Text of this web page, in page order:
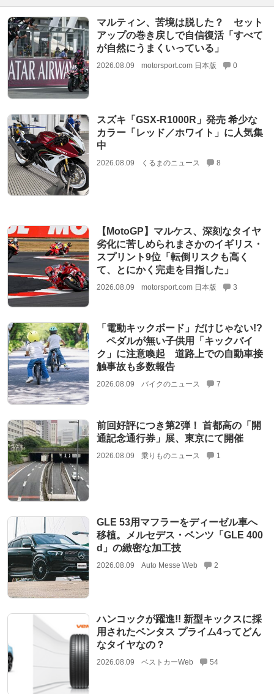
マルティン、苦境は脱した？ セット
アップの巻き戻しで自信復活「すべて
が自然にうまくいっている」
2026.08.09 motorsport.com 日本版 0
スズキ「GSX-R1000R」発売 希少な
カラー「レッド／ホワイト」に人気集
中
2026.08.09 くるまのニュース 8
【MotoGP】マルケス、深刻なタイヤ
劣化に苦しめられまさかのイギリス・
スプリント9位「転倒リスクも高く
て、とにかく完走を目指した」
2026.08.09 motorsport.com 日本版 3
「電動キックボード」だけじゃない!?
ペダルが無い子供用「キックバイ
ク」に注意喚起 道路上での自動車接
触事故も多数報告
2026.08.09 バイクのニュース 7
前回好評につき第2弾！ 首都高の「開
通記念通行券」展、東京にて開催
2026.08.09 乗りものニュース 1
GLE 53用マフラーをディーゼル車へ
移植。メルセデス・ベンツ「GLE 400
d」の緻密な加工技
2026.08.09 Auto Messe Web 2
ハンコックが躍進!! 新型キックスに採
用されたベンタス プライム4ってどん
なタイヤなの？
2026.08.09 ベストカーWeb 54